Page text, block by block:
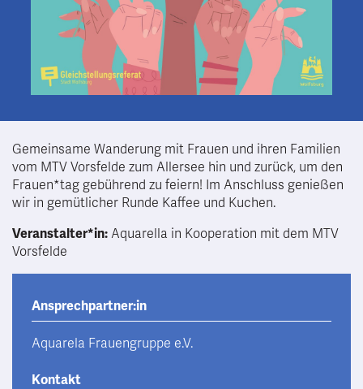
Gemeinsame Wanderung mit Frauen und ihren Familien
vom MTV Vorsfelde zum Allersee hin und zurück, um den
Frauen*tag gebührend zu feiern! Im Anschluss genießen
wir in gemütlicher Runde Kaffee und Kuchen.
Veranstalter*in: Aquarella in Kooperation mit dem MTV
Vorsfelde
Ansprechpartner:in
Aquarela Frauengruppe e.V.
Kontakt